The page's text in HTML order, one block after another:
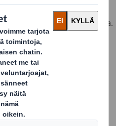
liikkeelleasiakkaan
tutkimisesta.
mihin tarkoitukseen
ketju, jossa on valtava
joka tehdään